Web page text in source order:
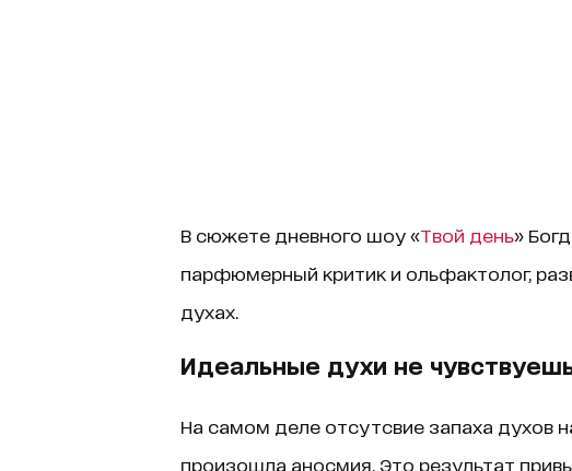
В сюжете дневного шоу «Твой день»
парфюмерный критик и ольфактолог,
духах.
Идеальные духи не
На самом деле отсутсвие запаха духов
произошла аносмия. Это результат